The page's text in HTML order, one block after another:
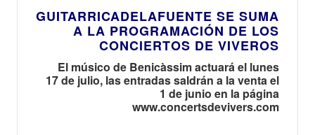
GUITARRICADELAFUENTE SE SUMA
A LA PROGRAMACIÓN DE LOS
CONCIERTOS DE VIVEROS
El músico de Benicàssim actuará el lunes
17 de julio, las entradas saldrán a la venta el
1 de junio en la página
www.concertsdevivers.com